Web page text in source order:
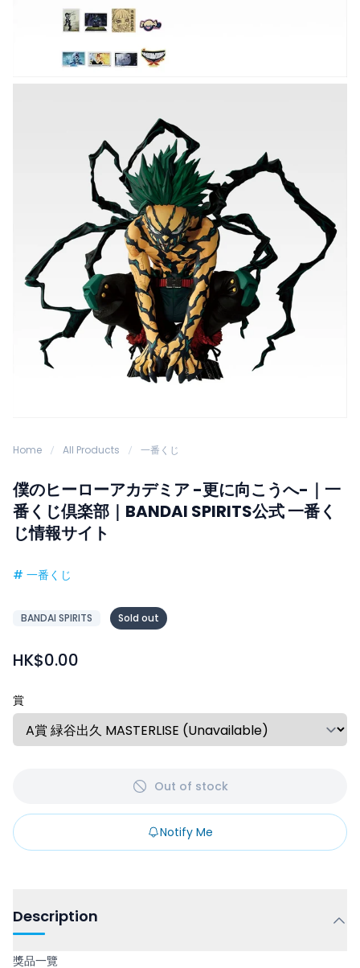
Home All Products 一番くじ
僕のヒーローアカデミア -更に向こうへ-｜一
番くじ倶楽部｜BANDAI SPIRITS公式 一番く
じ情報サイト
# 一番くじ
BANDAI SPIRITS Sold out
HK$0.00
賞
Out of stock
Notify Me
Description
獎品一覽